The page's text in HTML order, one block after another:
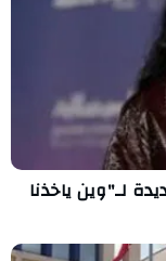
لـ"وين ياخذنا